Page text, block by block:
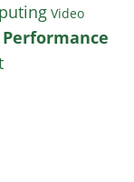
Video